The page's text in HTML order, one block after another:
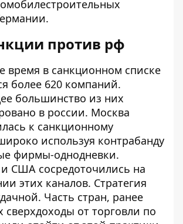
против рф
время в санкционном списке
более 620 компаний.
большинство из них
в россии. Москва
к санкционному
используя контрабанду
фирмы-однодневки.
США сосредоточились на
этих каналов. Стратегия
. Часть стран, ранее
сверхдоходы от торговли по